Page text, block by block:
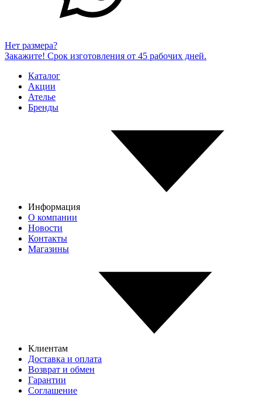
Нет размера?
Закажите! Срок изготовления от 45 рабочих дней.
Каталог
Акции
Ателье
Бренды
Информация
О компании
Новости
Контакты
Магазины
Клиентам
Доставка и оплата
Возврат и обмен
Гарантии
Соглашение